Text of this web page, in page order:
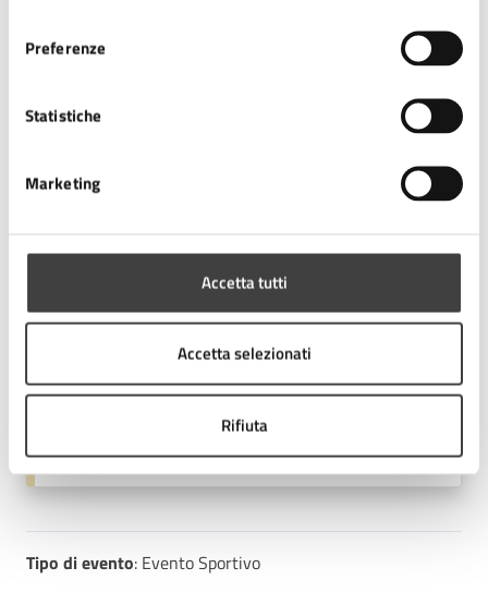
Preferenze
Statistiche
Marketing
Accetta tutti
Accetta selezionati
Rifiuta
Ufficio Turistico - IAT
0547 356327
iat@comune.cesena.fc.it
Tipo di evento: Evento Sportivo